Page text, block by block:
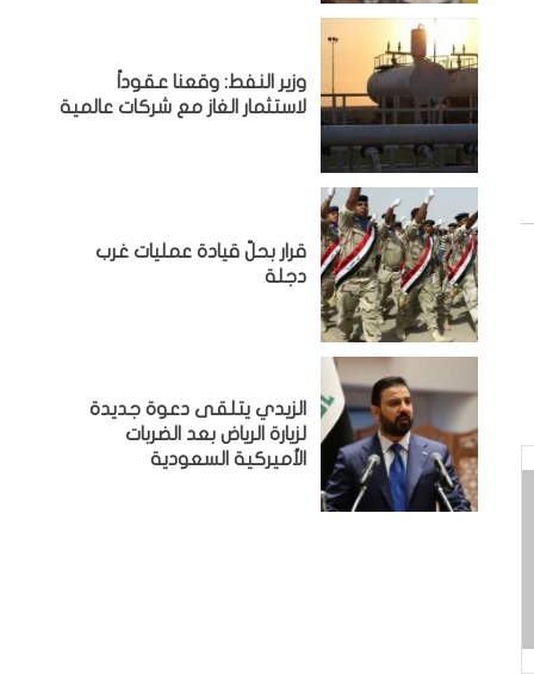
وزير النفط: وقعنا عقوداً
لاستثمار الغاز مع شركات عالمية
قرار بحلّ قيادة عمليات غرب
دجلة
الزيدي يتلقى دعوة جديدة
لزيارة الرياض بعد الضربات
الأميركية السعودية